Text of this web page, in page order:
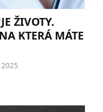
ŽIVOTY.
KTERÁ MÁTE